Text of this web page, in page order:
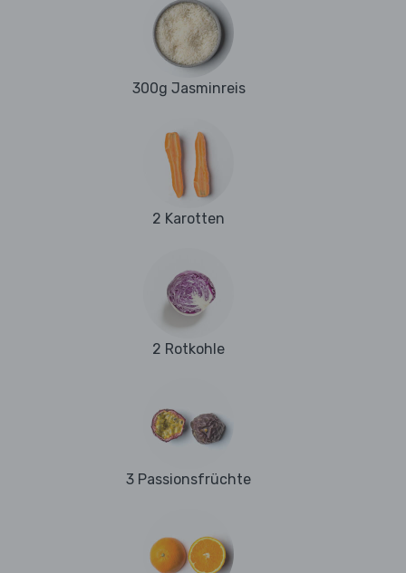
300g Jasminreis
2 Karotten
2 Rotkohle
3 Passionsfrüchte